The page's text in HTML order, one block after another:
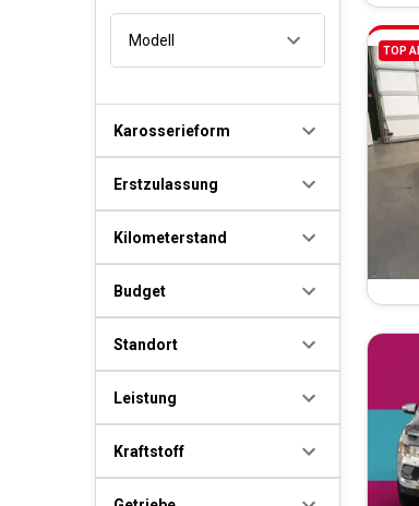
Modell
Karosserieform
Erstzulassung
Kilometerstand
Budget
Standort
Leistung
Kraftstoff
TOP